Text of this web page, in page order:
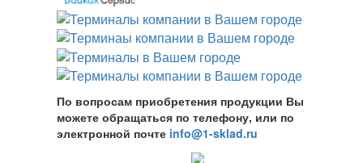
По вопросам приобретения продукции Вы
можете обращаться по телефону, или по
электронной почте info@1-sklad.ru